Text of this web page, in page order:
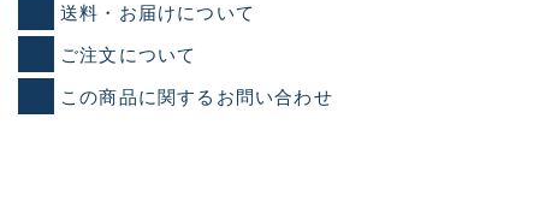
送料・お届けについて
ご注文について
この商品に関するお問い合わせ